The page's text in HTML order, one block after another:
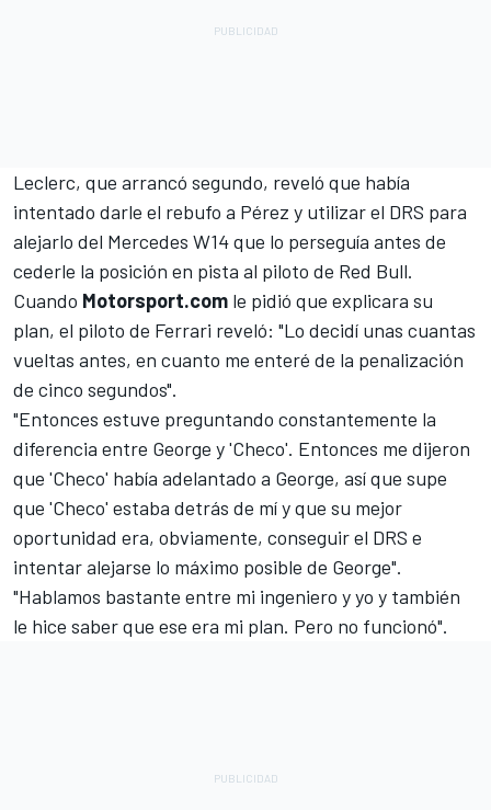
Leclerc, que arrancó segundo, reveló que había
intentado darle el rebufo a Pérez y utilizar el DRS para
alejarlo del Mercedes W14 que lo perseguía antes de
cederle la posición en pista al piloto de Red Bull.
Cuando Motorsport.com le pidió que explicara su
plan, el piloto de Ferrari reveló: "Lo decidí unas cuantas
vueltas antes, en cuanto me enteré de la penalización
de cinco segundos".
"Entonces estuve preguntando constantemente la
diferencia entre George y 'Checo'. Entonces me dijeron
que 'Checo' había adelantado a George, así que supe
que 'Checo' estaba detrás de mí y que su mejor
oportunidad era, obviamente, conseguir el DRS e
intentar alejarse lo máximo posible de George".
"Hablamos bastante entre mi ingeniero y yo y también
le hice saber que ese era mi plan. Pero no funcionó".